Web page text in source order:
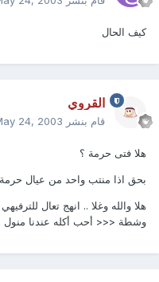
كيف الحال
القروي
قام بنشر 24, 2003
هلا فتى حرمة ؟
بحق اذا منتب واحد من عيال
هلا والله وغلا .. انهج تعال
وشطة <<< أحب أكله عندنا منول